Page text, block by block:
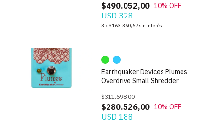
$490.052,00 10% OFF
USD 328
3 x $163.350,67sin interés
Earthquaker Devices Plumes
Overdrive Small Shredder
$280.526,00
$311.698,00
10% OFF
USD 188